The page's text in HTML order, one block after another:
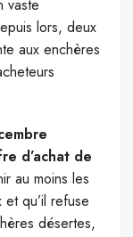
vaste
lors, deux
aux enchères
d’achat de
au moins les
qu’il refuse
désertes,